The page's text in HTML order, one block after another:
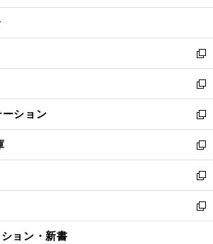
開
ウ
開
く
ン
ウ
で
開
く
ウ
ン
ド
ウ
で
開
く
新
し
い
ウ
ィ
ン
ド
ウ
で
開
く
新
し
い
ウ
ィ
ン
ド
ウ
で
開
ション
新
し
い
ウ
ィ
ン
ド
ウ
新
し
い
ウ
ィ
ン
新
し
い
ウ
新
し
ョン・新書